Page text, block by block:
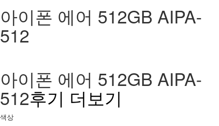
아이폰 에어 512GB AIPA-
512
아이폰 에어 512GB AIPA-
512후기 더보기
색상